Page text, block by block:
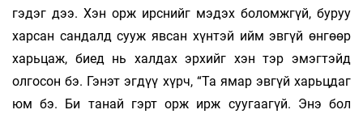
гэдэг дээ. Хэн орж ирснийг мэдэх боломжгүй, буруу
харсан сандалд сууж явсан хүнтэй ийм эвгүй өнгөөр
харьцаж, биед нь халдах эрхийг хэн тэр эмэгтэйд
олгосон бэ. Гэнэт эгдүү хүрч, “Та ямар эвгүй харьцдаг
юм бэ. Би танай гэрт орж ирж суугаагүй. Энэ бол